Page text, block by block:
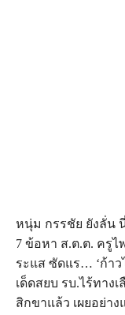
หนุ่ม กรรชัย ยังลั่น นี่
7 ข้อหา ส.ต.ต. ครูไ
ระแส ซัดแร… ‘ก้า
เด็ดสยบ รบ.ไร้ทาง
สิกขาแล้ว เผยอย่า